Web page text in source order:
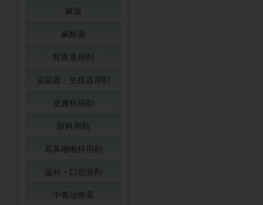
麻薬
麻酔薬
腎疾患用剤
泌尿器・生殖器用剤
皮膚科用剤
眼科用剤
耳鼻咽喉科用剤
歯科・口腔溶剤
中毒治療薬